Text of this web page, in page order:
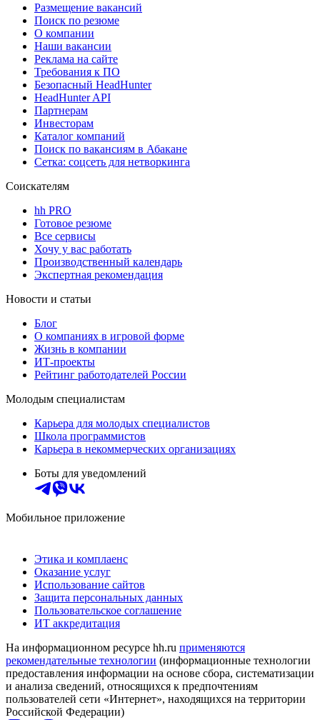
Размещение вакансий
Поиск по резюме
О компании
Наши вакансии
Реклама на сайте
Требования к ПО
Безопасный HeadHunter
HeadHunter API
Партнерам
Инвесторам
Каталог компаний
Поиск по вакансиям в Абакане
Сетка: соцсеть для нетворкинга
Соискателям
hh PRO
Готовое резюме
Все сервисы
Хочу у вас работать
Производственный календарь
Экспертная рекомендация
Новости и статьи
Блог
О компаниях в игровой форме
Жизнь в компании
ИТ-проекты
Рейтинг работодателей России
Молодым специалистам
Карьера для молодых специалистов
Школа программистов
Карьера в некоммерческих организациях
Боты для уведомлений
Мобильное приложение
Этика и комплаенс
Оказание услуг
Использование сайтов
Защита персональных данных
Пользовательское соглашение
ИТ аккредитация
На информационном ресурсе hh.ru применяются
рекомендательные технологии (информационные технологии
предоставления информации на основе сбора, систематизации
и анализа сведений, относящихся к предпочтениям
пользователей сети «Интернет», находящихся на территории
Российской Федерации)